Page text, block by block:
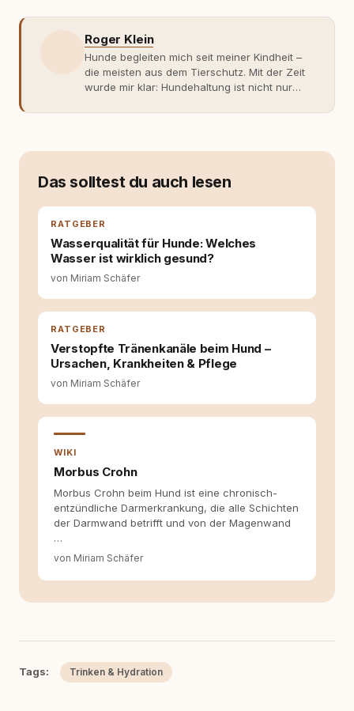
Roger Klein
Hunde begleiten mich seit meiner Kindheit –
die meisten aus dem Tierschutz. Mit der Zeit
wurde mir klar: Hundehaltung ist nicht nur
Fachwissen. Der Wendepunkt kam mit meinem
moderner Hundeerziehung
entsteht echte Bindung dort, wo Verständnis
Wissen ersetzt – nicht umgekehrt. Aus dieser
Entwicklung entstand rundum.dog – ein
Wissens- und Serviceportal für
Hundehalter:innen in Deutschland, Österreich
und der Schweiz. Meine Überzeugung:
Tierschutz beginnt mit Wissen. Wer seinen
Hund versteht, trifft bessere Entscheidungen –
für ein Zusammenleben, das beiden guttut.
Das solltest du auch lesen
RATGEBER
Wasserqualität für Hunde: Welches
Wasser ist wirklich gesund?
von Miriam Schäfer
RATGEBER
Verstopfte Tränenkanäle beim Hund –
Ursachen, Krankheiten & Pflege
von Miriam Schäfer
WIKI
Morbus Crohn
Morbus Crohn beim Hund ist eine chronisch-
entzündliche Darmerkrankung, die alle Schichten
der Darmwand betrifft und von der Magenwand
…
von Miriam Schäfer
Tags: Trinken & Hydration